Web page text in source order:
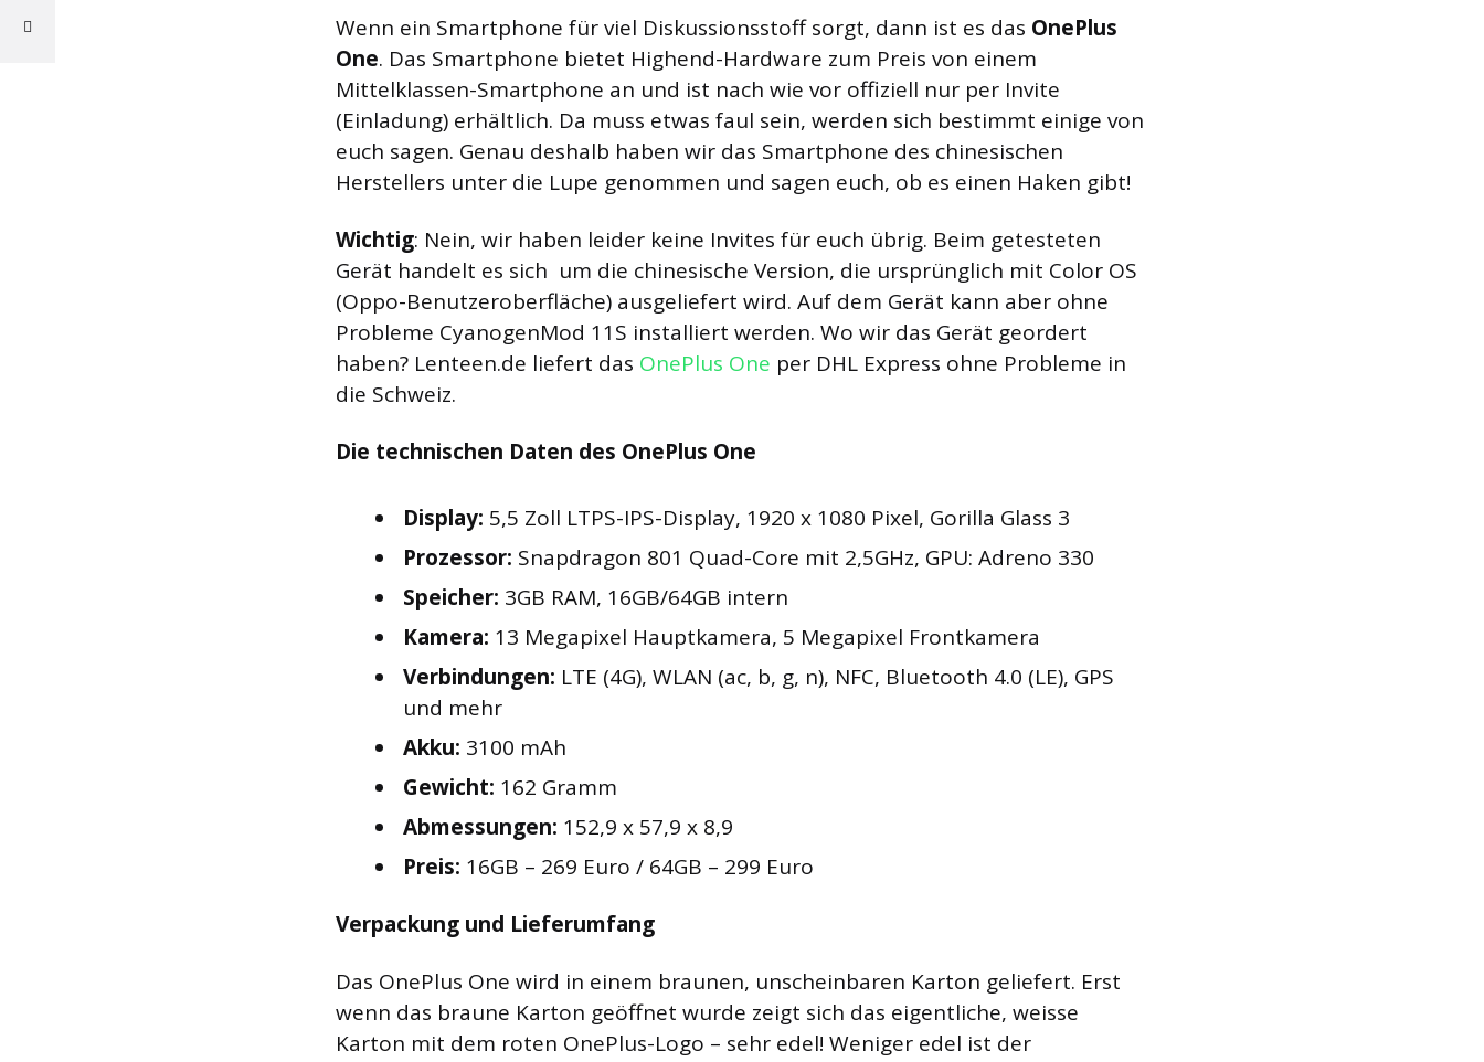
Wenn ein Smartphone für viel Diskussionsstoff sorgt, dann ist es das OnePlus
One. Das Smartphone bietet Highend-Hardware zum Preis von einem
Mittelklassen-Smartphone an und ist nach wie vor offiziell nur per Invite
(Einladung) erhältlich. Da muss etwas faul sein, werden sich bestimmt einige von
euch sagen. Genau deshalb haben wir das Smartphone des chinesischen
Herstellers unter die Lupe genommen und sagen euch, ob es einen Haken gibt!
Wichtig: Nein, wir haben leider keine Invites für euch übrig. Beim getesteten
Gerät handelt es sich um die chinesische Version, die ursprünglich mit Color OS
(Oppo-Benutzeroberfläche) ausgeliefert wird. Auf dem Gerät kann aber ohne
Probleme CyanogenMod 11S installiert werden. Wo wir das Gerät geordert
haben? Lenteen.de liefert das OnePlus One per DHL Express ohne Probleme in
die Schweiz.
Die technischen Daten des OnePlus One
Display: 5,5 Zoll LTPS-IPS-Display, 1920 x 1080 Pixel, Gorilla Glass 3
Prozessor: Snapdragon 801 Quad-Core mit 2,5GHz, GPU: Adreno 330
Speicher: 3GB RAM, 16GB/64GB intern
Kamera: 13 Megapixel Hauptkamera, 5 Megapixel Frontkamera
Verbindungen: LTE (4G), WLAN (ac, b, g, n), NFC, Bluetooth 4.0 (LE), GPS
und mehr
Akku: 3100 mAh
Gewicht: 162 Gramm
Abmessungen: 152,9 x 57,9 x 8,9
Preis: 16GB – 269 Euro / 64GB – 299 Euro
Verpackung und Lieferumfang
Das OnePlus One wird in einem braunen, unscheinbaren Karton geliefert. Erst
wenn das braune Karton geöffnet wurde zeigt sich das eigentliche, weisse
Karton mit dem roten OnePlus-Logo – sehr edel! Weniger edel ist der